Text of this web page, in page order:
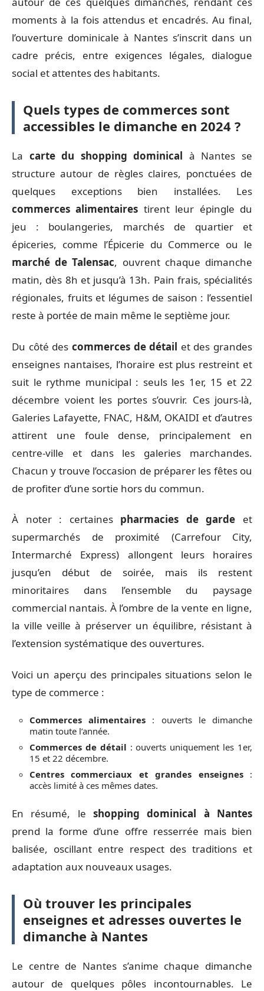
moments à la fois attendus et encadrés. Au final,
l’ouverture dominicale à Nantes s’inscrit dans un
cadre précis, entre exigences légales, dialogue
social et attentes des habitants.
Quels types de commerces sont
accessibles le dimanche en 2024 ?
La carte du shopping dominical à Nantes se
structure autour de règles claires, ponctuées de
quelques exceptions bien installées. Les
commerces alimentaires tirent leur épingle du
jeu : boulangeries, marchés de quartier et
épiceries, comme l’Épicerie du Commerce ou le
marché de Talensac, ouvrent chaque dimanche
matin, dès 8h et jusqu’à 13h. Pain frais, spécialités
régionales, fruits et légumes de saison : l’essentiel
reste à portée de main même le septième jour.
Du côté des commerces de détail et des grandes
enseignes nantaises, l’horaire est plus restreint et
suit le rythme municipal : seuls les 1er, 15 et 22
décembre voient les portes s’ouvrir. Ces jours-là,
Galeries Lafayette, FNAC, H&M, OKAIDI et d’autres
attirent une foule dense, principalement en
centre-ville et dans les galeries marchandes.
Chacun y trouve l’occasion de préparer les fêtes ou
de profiter d’une sortie hors du commun.
À noter : certaines pharmacies de garde et
supermarchés de proximité (Carrefour City,
Intermarché Express) allongent leurs horaires
jusqu’en début de soirée, mais ils restent
minoritaires dans l’ensemble du paysage
commercial nantais. À l’ombre de la vente en ligne,
la ville veille à préserver un équilibre, résistant à
l’extension systématique des ouvertures.
Voici un aperçu des principales situations selon le
type de commerce :
Commerces alimentaires : ouverts le dimanche
matin toute l’année.
Commerces de détail : ouverts uniquement les 1er,
15 et 22 décembre.
Centres commerciaux et grandes enseignes:
accès limité à ces mêmes dates.
En résumé, le shopping dominical à Nantes
prend la forme d’une offre resserrée mais bien
balisée, oscillant entre respect des traditions et
adaptation aux nouveaux usages.
Où trouver les principales
enseignes et adresses ouvertes le
dimanche à Nantes
Le centre de Nantes s’anime chaque dimanche
autour de quelques pôles incontournables. Le